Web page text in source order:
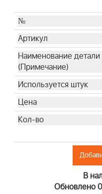
В
Обновлено